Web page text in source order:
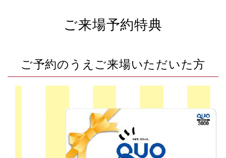
ご来場予約特典
ご予約のうえ ご来場いただいた方